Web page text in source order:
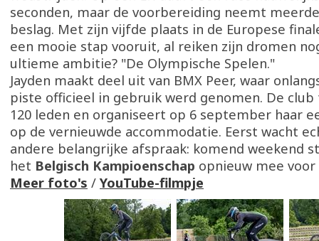
seconden, maar de voorbereiding neemt
beslag. Met zijn vijfde plaats in de Europese
een mooie stap vooruit, al reiken zijn dromen
ultieme ambitie? "De Olympische Spelen."
Jayden maakt deel uit van BMX Peer, waar
piste officieel in gebruik werd genomen. De
120 leden en organiseert op 6 september haar
op de vernieuwde accommodatie. Eerst wacht
andere belangrijke afspraak: komend weekend
het Belgisch Kampioenschap opnieuw mee
Meer foto's / YouTube-filmpje